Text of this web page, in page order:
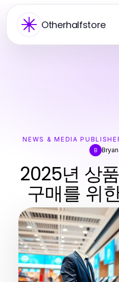
Otherhalfstore
NEWS & MEDIA
B
2025년 상
구매를 위